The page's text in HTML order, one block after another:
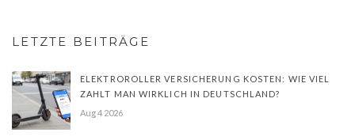
LETZTE BEITRÄGE
ELEKTROROLLER VERSICHERUNG KOSTEN: WIE VIEL
ZAHLT MAN WIRKLICH IN DEUTSCHLAND?
Aug 4 2026